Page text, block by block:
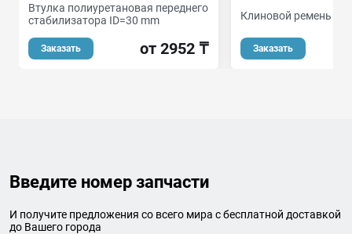
Втулка полиуретановая переднего
стабилизатора ID=30 mm
Заказать от 2952 ₸
Клиновой ремень
Заказать
Введите номер запчасти
И получите предложения со всего мира с бесплатной доставкой
до Вашего города